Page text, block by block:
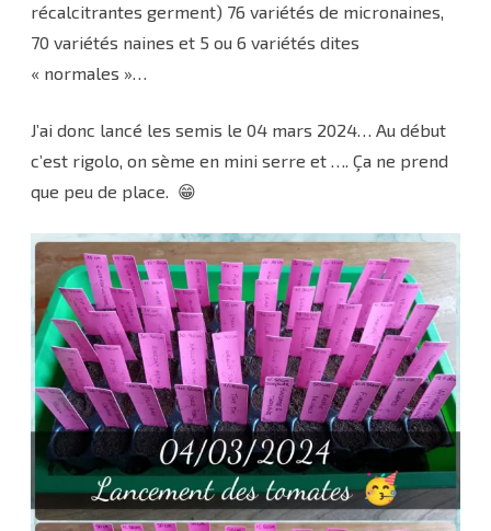
récalcitrantes germent) 76 variétés de micronaines,
70 variétés naines et 5 ou 6 variétés dites
« normales »…
J’ai donc lancé les semis le 04 mars 2024… Au début
c’est rigolo, on sème en mini serre et …. Ça ne prend
que peu de place. 😁